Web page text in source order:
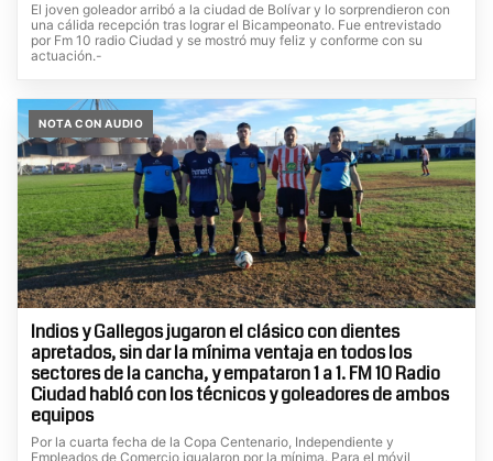
El joven goleador arribó a la ciudad de Bolívar y lo sorprendieron con
una cálida recepción tras lograr el Bicampeonato. Fue entrevistado
por Fm 10 radio Ciudad y se mostró muy feliz y conforme con su
actuación.-
NOTA CON AUDIO
Indios y Gallegos jugaron el clásico con dientes
apretados, sin dar la mínima ventaja en todos los
sectores de la cancha, y empataron 1 a 1. FM 10 Radio
Ciudad habló con los técnicos y goleadores de ambos
equipos
Por la cuarta fecha de la Copa Centenario, Independiente y
Empleados de Comercio igualaron por la mínima. Para el móvil